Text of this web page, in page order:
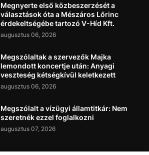
Megnyerte első közbeszerzését a
választások óta a Mészáros Lőrinc
érdekeltségébe tartozó V-Híd Kft.
augusztus 06, 2026
Megszólaltak a szervezők Majka
lemondott koncertje után: Anyagi
veszteség kétségkívül keletkezett
augusztus 06, 2026
Megszólalt a vízügyi államtitkár: Nem
szeretnék ezzel foglalkozni
augusztus 07, 2026